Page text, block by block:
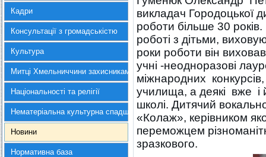
Кадри
Консультації з громадськістю
Культура
Митці Хмельниччини захисникам України
Національності та релігії
Нематеріальна культурна спадщина
Новини
Нормативна база
викладач Городоцької
роботи більше 30
роботі з дітьми,
роки роботи він
учні -неодноразові
міжнародних
училища, а деякі вже і
школі. Дитячий
«Колаж», керівником
переможцем
зразкового.